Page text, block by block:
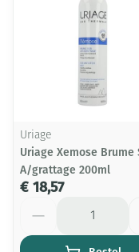
Uriage
Uriage Xemose Brume
A/grattage 200ml
€ 18,57